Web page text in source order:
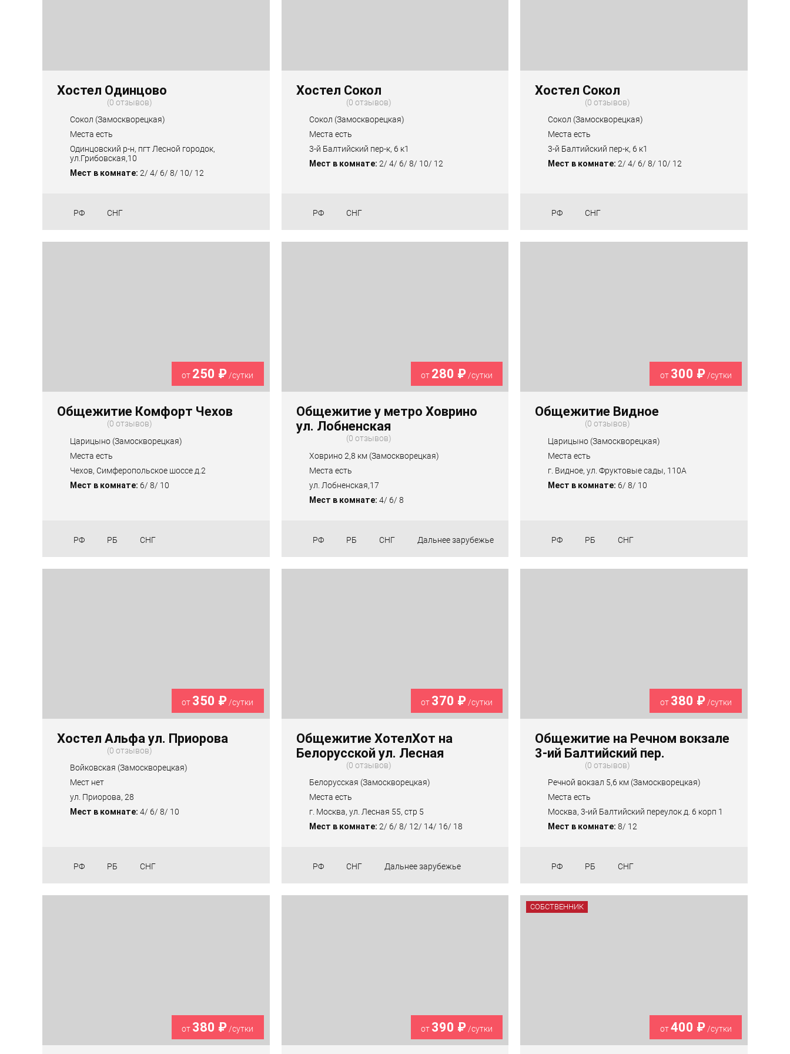
Хостел Одинцово
0 отзывов
Сокол (Замоскворецкая)
Места есть
Одинцовский р-н, пгт Лесной городок,
ул.Грибовская,10
Мест в комнате: 2/ 4/ 6/ 8/ 10/ 12
РФ СНГ
Хостел Сокол
0 отзывов
Сокол (Замоскворецкая)
Места есть
3-й Балтийский пер-к, 6 к1
Мест в комнате: 2/ 4/ 6/ 8/ 10/ 12
РФ СНГ
Хостел Сокол
0 отзывов
Сокол (Замоскворецкая)
Места есть
3-й Балтийский пер-к, 6 к1
Мест в комнате: 2/ 4/ 6/ 8/ 10/ 12
РФ СНГ
от 250 ₽/сутки
Общежитие Комфорт Чехов
0 отзывов
Царицыно (Замоскворецкая)
Места есть
Чехов, Симферопольское шоссе д.2
Мест в комнате: 6/ 8/ 10
РФ РБ СНГ
от 280 ₽/сутки
Общежитие у метро Ховрино
ул. Лобненская
0 отзывов
Ховрино 2,8 км (Замоскворецкая)
Места есть
ул. Лобненская,17
Мест в комнате: 4/ 6/ 8
РФ РБ СНГ Дальнее зарубежье
от 300 ₽/сутки
Общежитие Видное
0 отзывов
Царицыно (Замоскворецкая)
Места есть
г. Видное, ул. Фруктовые сады, 110А
Мест в комнате: 6/ 8/ 10
РФ РБ СНГ
от 350 ₽ /сутки
Хостел Альфа ул. Приорова
0 отзывов
Войковская (Замоскворецкая)
Мест нет
ул. Приорова, 28
Мест в комнате: 4/ 6/ 8/ 10
РФ РБ СНГ
от 370 ₽ /сутки
Общежитие ХотелХот на
Белорусской ул. Лесная
0 отзывов
Белорусская (Замоскворецкая)
Места есть
г. Москва, ул. Лесная 55, стр 5
Мест в комнате: 2/ 6/ 8/ 12/ 14/ 16/ 18
РФ СНГ Дальнее зарубежье
от 380 ₽/сутки
Общежитие на Речном вокзале
3-ий Балтийский пер.
0 отзывов
Речной вокзал 5,6 км (Замоскворецкая)
Места есть
Москва, 3-ий Балтийский переулок д. 6 корп 1
Мест в комнате: 8/ 12
РФ РБ СНГ
от 380 ₽ /сутки от 390 ₽ /сутки от400 ₽/сутки
СОБСТВЕННИК